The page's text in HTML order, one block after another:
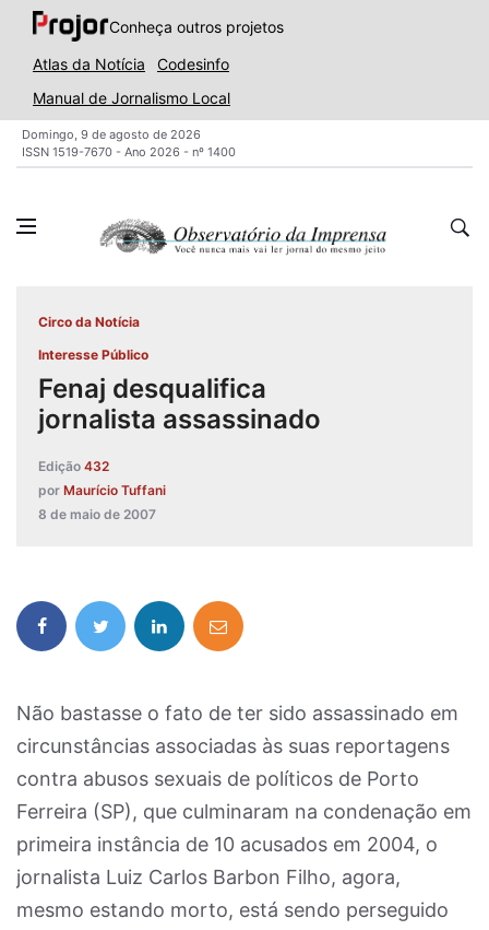
Conheça outros projetos
Atlas da Notícia
Codesinfo
Manual de Jornalismo Local
Domingo, 9 de agosto de 2026
ISSN 1519-7670 - Ano 2026 - nº 1400
Circo da Notícia
Interesse Público
Fenaj desqualifica
jornalista assassinado
Edição 432
por Maurício Tuffani
8 de maio de 2007
Não bastasse o fato de ter sido assassinado em
circunstâncias associadas às suas reportagens
contra abusos sexuais de políticos de Porto
Ferreira (SP), que culminaram na condenação em
primeira instância de 10 acusados em 2004, o
jornalista Luiz Carlos Barbon Filho, agora,
mesmo estando morto, está sendo perseguido